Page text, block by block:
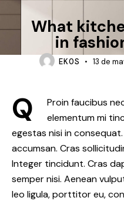
What
in
EK0S 13 de
Q
Proin faucibus
elementum mi
egestas nisi in
accumsan. Cras
Integer tincidunt. Cras
semper nisi. Aenean
leo ligula, porttitor eu,